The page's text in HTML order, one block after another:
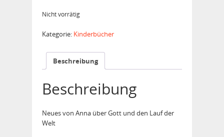
Nicht vorrätig
Kategorie: Kinderbücher
Beschreibung
Beschreibung
Neues von Anna über Gott und den Lauf der
Welt